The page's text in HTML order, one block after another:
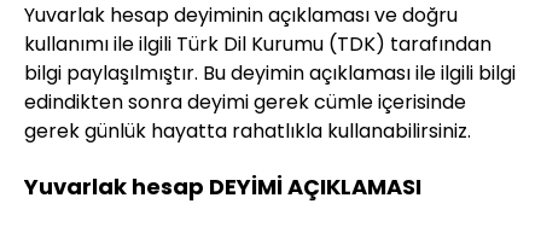
Yuvarlak hesap deyiminin açıklaması ve doğru
kullanımı ile ilgili Türk Dil Kurumu (TDK) tarafından
bilgi paylaşılmıştır. Bu deyimin açıklaması ile ilgili bilgi
edindikten sonra deyimi gerek cümle içerisinde
gerek günlük hayatta rahatlıkla kullanabilirsiniz.
Yuvarlak hesap DEYİMİ AÇIKLAMASI